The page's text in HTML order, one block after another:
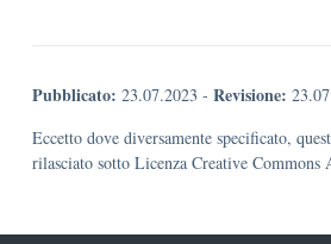
Pubblicato: 23.07.2023 - Revisione:
Eccetto dove diversamente specificato,
rilasciato sotto Licenza Creative